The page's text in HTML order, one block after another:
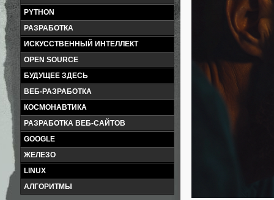
PYTHON
РАЗРАБОТКА
ИСКУССТВЕННЫЙ ИНТЕЛЛЕКТ
OPEN SOURCE
БУДУЩЕЕ ЗДЕСЬ
ВЕБ-РАЗРАБОТКА
КОСМОНАВТИКА
РАЗРАБОТКА ВЕБ-САЙТОВ
GOOGLE
ЖЕЛЕЗО
LINUX
АЛГОРИТМЫ